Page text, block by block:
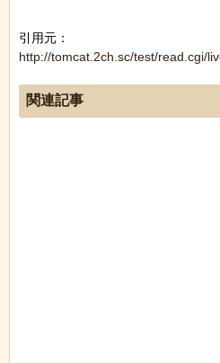
引用元：
http://tomcat.2ch.sc/test/read.cgi/
関連記事